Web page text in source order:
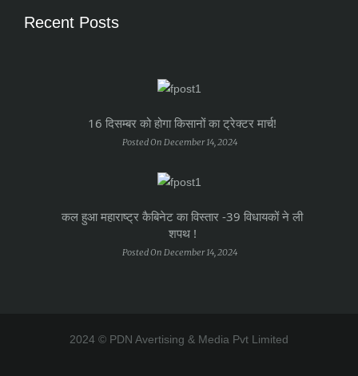
Recent Posts
16 दिसम्बर को होगा किसानों का ट्रेक्टर मार्च!
Posted On December 14, 2024
कल हुआ महाराष्ट्र कैबिनेट का विस्तार -39 विधायकों ने ली
शपथ !
Posted On December 14, 2024
2024 © PDN Avertising & Media Pvt Limited